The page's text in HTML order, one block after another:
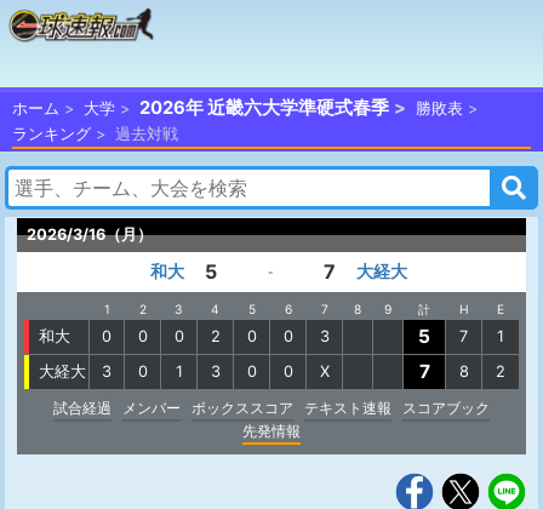
ホーム 大学 2026年 近畿六大学準硬式春季
勝敗表
ランキング
過去対戦
2026/3/16（月）
和大 5 - 7 大経大
1 2 3 4 5 6 7 8 9 計 H E
和大 0 0 0 2 0 0 3 5 7
1
大経大
3 0 1 3 0 0 X 7 8
2
試合経過
メンバー ボックススコア テキスト速報
スコアブック
先発情報